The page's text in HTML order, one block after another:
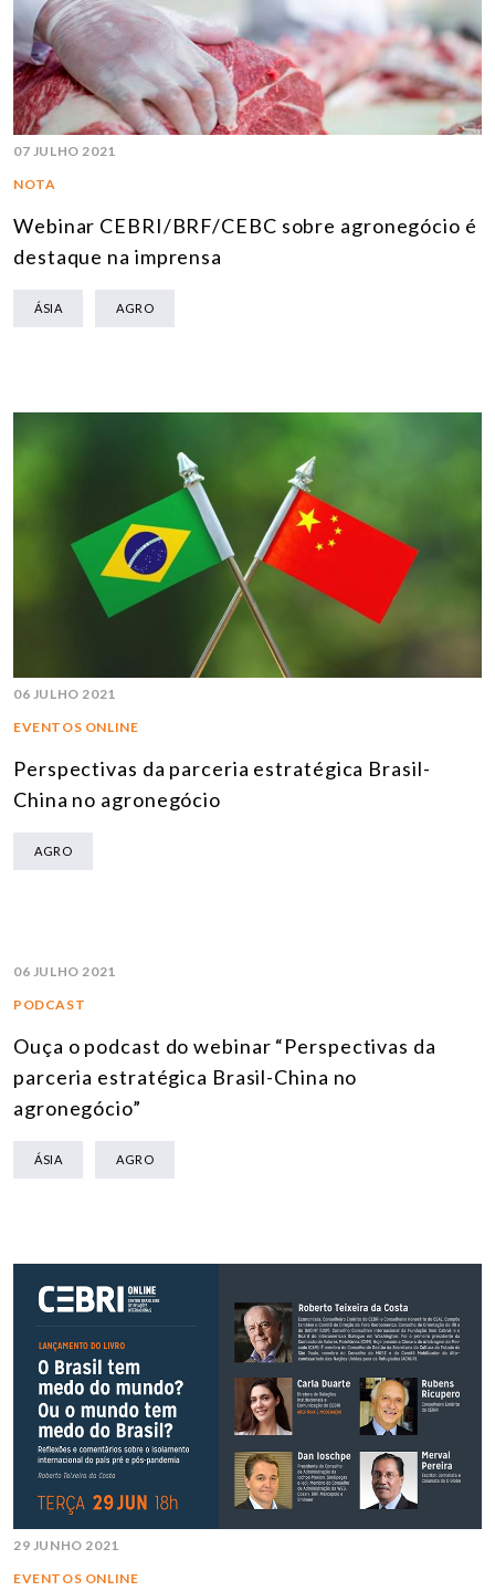
07 JULHO 2021
NOTA
Webinar CEBRI/BRF/CEBC sobre agronegócio é
destaque na imprensa
ÁSIA AGRO
06 JULHO 2021
EVENTOS ONLINE
Perspectivas da parceria estratégica Brasil-
China no agronegócio
AGRO
06 JULHO 2021
PODCAST
Ouça o podcast do webinar “Perspectivas da
parceria estratégica Brasil-China no
agronegócio”
ÁSIA AGRO
29 JUNHO 2021
EVENTOS ONLINE